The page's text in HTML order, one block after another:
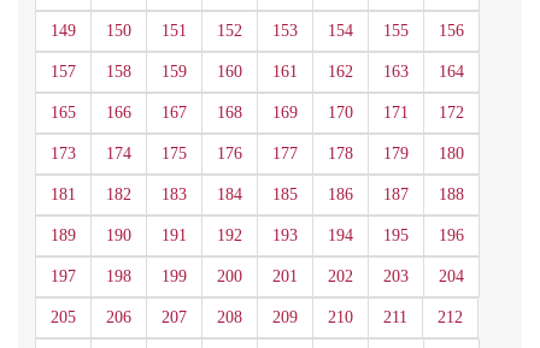
149 150 151 152 153 154 155 156
157 158 159 160 161 162 163 164
165 166 167 168 169 170 171 172
173 174 175 176 177 178 179 180
181 182 183 184 185 186 187 188
189 190 191 192 193 194 195 196
197 198 199 200 201 202 203 204
205 206 207 208 209 210 211 212